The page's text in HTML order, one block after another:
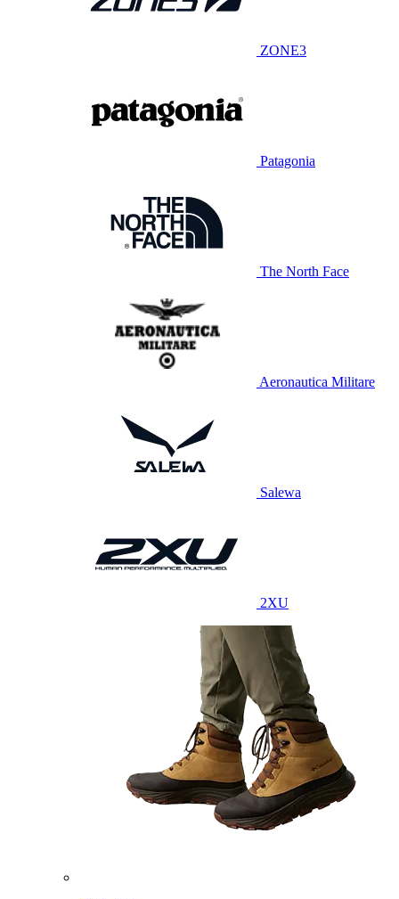
ZONE3
Patagonia
The North Face
Aeronautica Militare
Salewa
2XU